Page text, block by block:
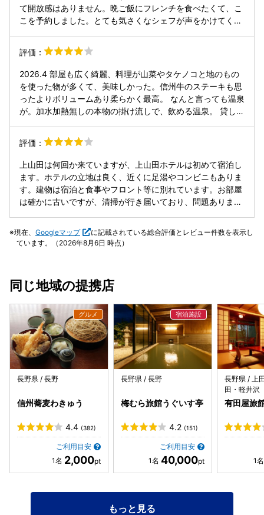
て開放感はありません。晩ご飯にフレンチを食べたくて、こ
こを予約しました。とても気さくなシェフが声をかけてくれ
チです。地元の食材を使って、おいしくいただきました。朝
の食事もほどよい量でした。お部屋はとてもきれいに清掃も
行き届いています。駐車場はホテルの向かいを利用でき、従
業員の方が誘導してくれます。
評価：
2026.4 部屋も広く綺麗、料理が山菜やタケノコと地のもの
を使った物が多くて、美味しかった。信州牛のステーキも思
ったよりボリュームあり柔らかく最高。 なんと言っても温泉
が。加水加熱無しの本物の掛け流しで、飲める温泉。 貸し切
良かった。 大満足でありました。
評価：
上山田は何回か来ていますが、上山田ホテルは初めて宿泊し
ます。ホテルの立地は良く、近くに足湯やコンビニもありま
す。建物は宿泊と食事やフロント等に別れています。お部屋
は確かに古いですが、清掃が行き届いており、問題ありませ
せん。お風呂も中に入って直ぐ硫黄の匂いがして、温泉に来
た実感がします。個人的にお湯は熱かった…💦夕食は前菜か
たが、他は良いお宿でした✨ ※ホテルと駐車場の間の道路
現在、 Googleマップ
に記載されている総合評価とレビュー件数を表示し
ています。（2026年8月6日 時点）
同じ地域の提携店
長野県 / 長野
信州蕎麦わきゅう
4.4 (382)
ご利用目安
2,000
長野県 / 長野
梅むら旅館うぐいす亭
4.2 (151)
ご利用目安
40,000
長野県 / 上
田・軽井沢
有田屋旅
もっと見る